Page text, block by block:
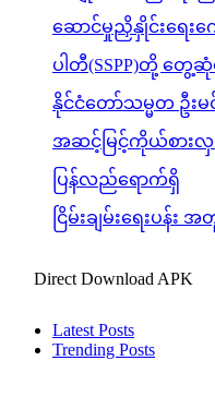
ဆောင်မှုညှိနှိုင်းရေး
ပါတီ(SSPP)တို့ တွေ့ဆုံ
နိုင်ငံတော်သမ္မတ ဦး
အဆင့်မြင့်ကိုယ်စားလှ
ပြန်လည်ရောက်ရှိ
ငြိမ်းချမ်းရေးပန်း အ
Direct Download APK
Latest Posts
Trending Posts